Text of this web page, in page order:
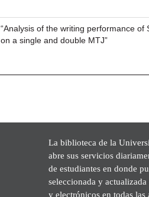
“Analysis of the writing performance of
on a single and double MTJ”
La biblioteca de la
abre sus servicios
de estudiantes en donde
seleccionada y
y electrónicos en todas